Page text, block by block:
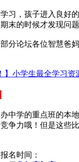
习，孩子进入良好
末的时候才发现问
分论坛各位智慧爸
】小学生最全学习
中学的重点班的本
争力哦！但是这些
名时间：